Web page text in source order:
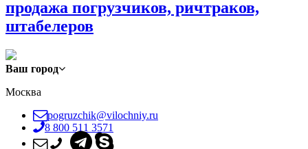
продажа погрузчиков, ричтраков,
штабелеров
Ваш город
Москва
pogruzchik@vilochniy.ru
8 800 511 3571